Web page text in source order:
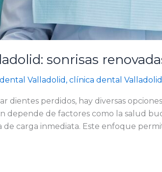
sonrisas
Valladolid , clínica dental Valladolid
dientes perdidos, hay diversas
depende de factores como la salud
carga inmediata. Este enfoque